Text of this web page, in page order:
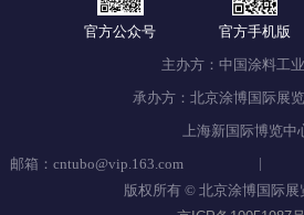
官方公众号 官方手机版
主办方：中国涂料工
承办方：北京涂博国际展
上海新国际博览中
邮箱：cntubo@vip.163.com
|
版权所有 © 北京涂博国际展